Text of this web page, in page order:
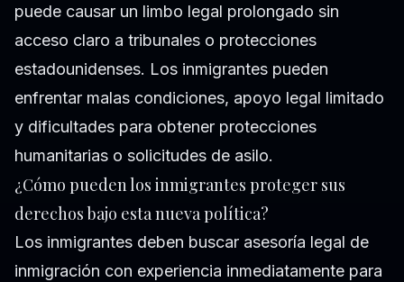
puede causar un limbo legal prolongado sin
acceso claro a tribunales o protecciones
estadounidenses. Los inmigrantes pueden
enfrentar malas condiciones, apoyo legal limitado
y dificultades para obtener protecciones
humanitarias o solicitudes de asilo.
¿Cómo pueden los inmigrantes proteger sus
derechos bajo esta nueva política?
Los inmigrantes deben buscar asesoría legal de
inmigración con experiencia inmediatamente para